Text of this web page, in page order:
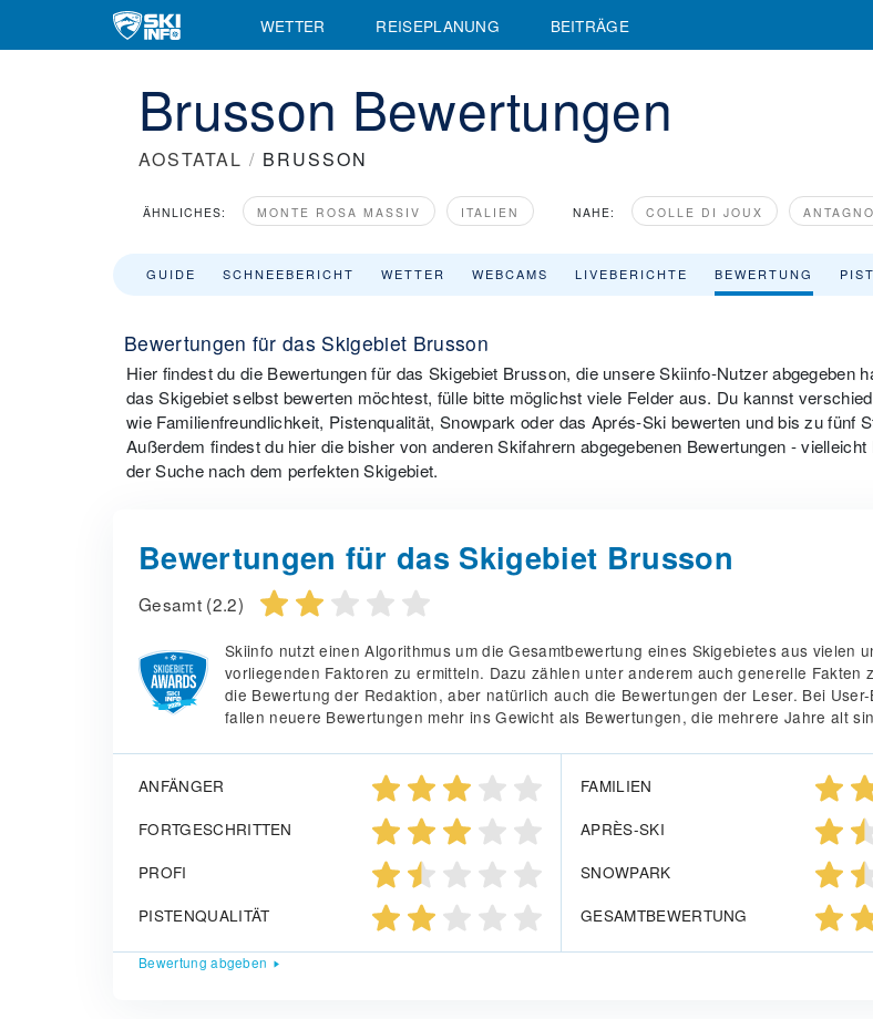
WETTER REISEPLANUNG BEITRÄGE
Brusson Bewertungen
AOSTATAL / BRUSSON
ÄHNLICHES: MONTE ROSA MASSIV ITALIEN NAHE: COLLE DI JOUX
GUIDE SCHNEEBERICHT WETTER WEBCAMS LIVEBERICHTE BEWERTUNG
Bewertungen für das Skigebiet Brusson
Hier findest du die Bewertungen für das Skigebiet Brusson, die unsere Skiinfo-Nutzer abgegeben
das Skigebiet selbst bewerten möchtest, fülle bitte möglichst viele Felder aus. Du kannst
wie Familienfreundlichkeit, Pistenqualität, Snowpark oder das Aprés-Ski bewerten und bis zu fünf
Außerdem findest du hier die bisher von anderen Skifahrern abgegebenen Bewertungen - vielleicht
der Suche nach dem perfekten Skigebiet.
Bewertungen für das Skigebiet Brusson
Gesamt (2.2)
Skiinfo nutzt einen Algorithmus um die Gesamtbewertung eines Skigebietes aus vielen
vorliegenden Faktoren zu ermitteln. Dazu zählen unter anderem auch generelle Fakten
die Bewertung der Redaktion, aber natürlich auch die Bewertungen der Leser. Bei
fallen neuere Bewertungen mehr ins Gewicht als Bewertungen, die mehrere Jahre alt
ANFÄNGER
FORTGESCHRITTEN
PROFI
PISTENQUALITÄT
FAMILIEN
APRÈS-SKI
SNOWPARK
GESAMTBEWERTUNG
Bewertung abgeben